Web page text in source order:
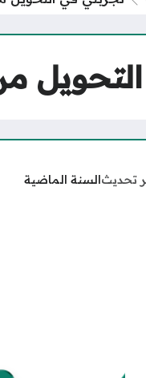
تحديثالسنة الماضية